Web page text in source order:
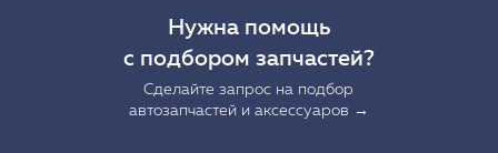
Нужна помощь
с подбором запчастей?
Сделайте запрос на подбор
автозапчастей и аксессуаров →